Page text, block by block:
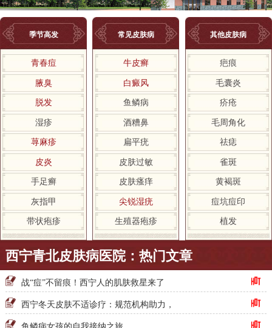
季节高发
青春痘
腋臭
脱发
湿疹
荨麻疹
皮炎
手足癣
灰指甲
带状疱疹
常见皮肤病
牛皮癣
白癜风
鱼鳞病
酒糟鼻
扁平疣
皮肤过敏
皮肤瘙痒
尖锐湿疣
生殖器疱疹
其他皮肤病
疤痕
毛囊炎
疥疮
毛周角化
祛痣
雀斑
黄褐斑
痘坑痘印
植发
西宁青北皮肤病医院：热门文章
战“痘”不留痕！西宁人的肌肤救星来了
西宁冬天皮肤不适诊疗：规范机构助力，